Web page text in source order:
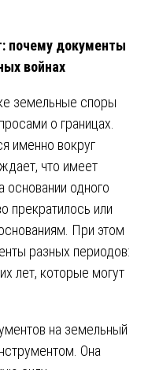
почему документы
войнах
земельные споры
о границах.
именно вокруг
что имеет
основании одного
прекратилось или
При этом
разных периодов:
лет, которые могут
на земельный
Она